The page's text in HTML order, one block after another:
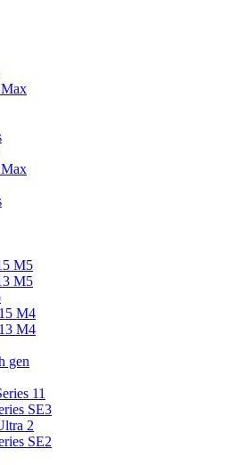
M5
M5
M4
M4
gen
11
SE3
2
SE2